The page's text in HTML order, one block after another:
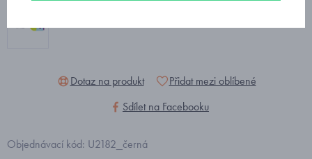
Dotaz na produkt
Přidat mezi oblíbené
Sdílet na Facebooku
Objednávací kód: U2182_černá